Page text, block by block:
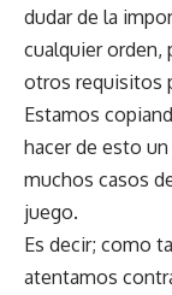
dudar de la
cualquier orden,
otros requisitos
Estamos
hacer de esto
muchos casos
juego.
Es decir; como
atentamos